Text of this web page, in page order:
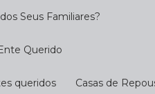
Seus Familiares?
Querido
queridos Casas de